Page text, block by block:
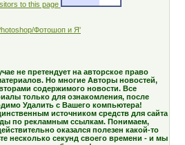
не претендует на авторское право
Но многие Авторы новостей,
содержимого новости. Все
только для ознакомления, после
Удалить с Вашего компьютера!
источником средств для сайта
по рекламным ссылкам. Понимаем,
оказался полезен какой-то
несколько секунд своего времени - и мы